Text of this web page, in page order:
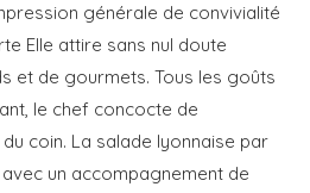
générale de convivialité
Elle attire sans nul doute
et de gourmets. Tous les goûts
le chef concocte de
coin. La salade lyonnaise par
un accompagnement de